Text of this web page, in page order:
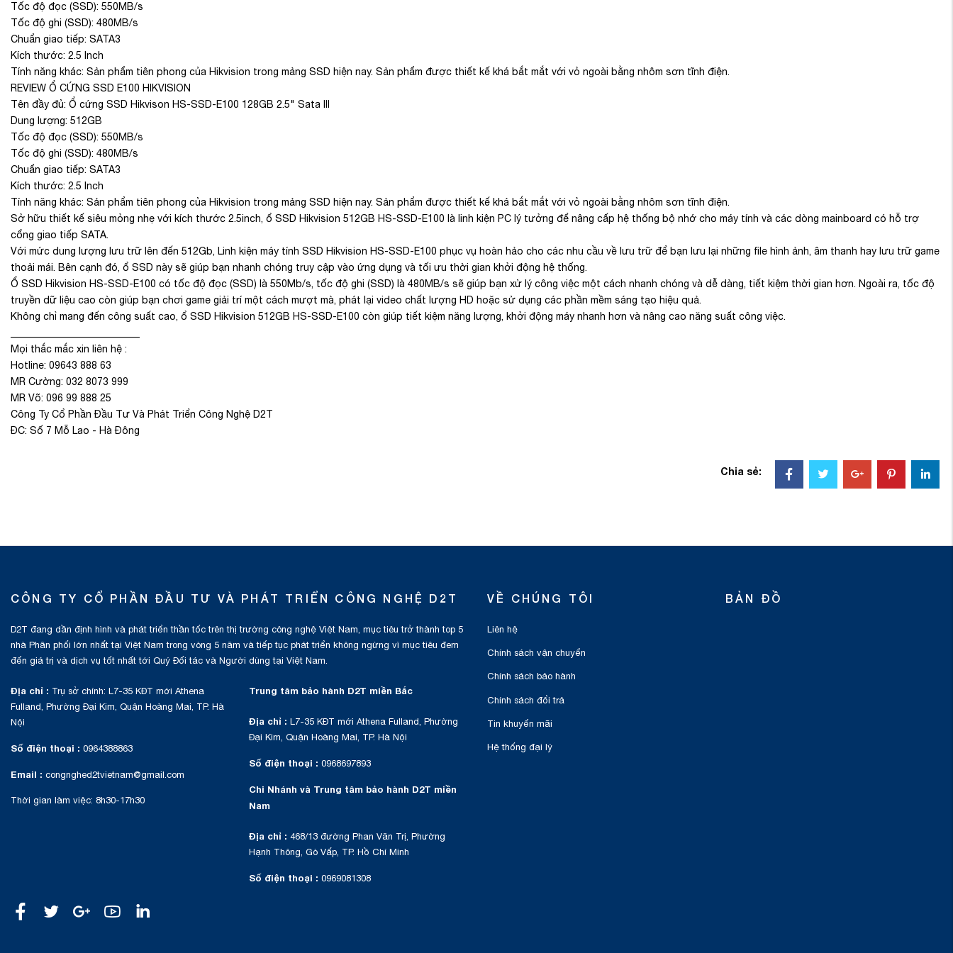
Tốc độ đọc (SSD): 550MB/s
Tốc độ ghi (SSD): 480MB/s
Chuẩn giao tiếp: SATA3
Kích thước: 2.5 Inch
Tính năng khác: Sản phẩm tiên phong của Hikvision trong mảng SSD hiện nay. Sản phẩm được thiết kế khá bắt mắt với vỏ ngoài bằng nhôm sơn tĩnh điện.
REVIEW Ổ CỨNG SSD E100 HIKVISION
Tên đầy đủ: Ổ cứng SSD Hikvison HS-SSD-E100 128GB 2.5" Sata III
Dung lượng: 512GB
Tốc độ đọc (SSD): 550MB/s
Tốc độ ghi (SSD): 480MB/s
Chuẩn giao tiếp: SATA3
Kích thước: 2.5 Inch
Tính năng khác: Sản phẩm tiên phong của Hikvision trong mảng SSD hiện nay. Sản phẩm được thiết kế khá bắt mắt với vỏ ngoài bằng nhôm sơn tĩnh điện.
Sở hữu thiết kế siêu mỏng nhẹ với kích thước 2.5inch, ổ SSD Hikvision 512GB HS-SSD-E100 là linh kiện PC lý tưởng để nâng cấp hệ thống bộ nhớ cho máy tính và các dòng mainboard có hỗ trợ
cổng giao tiếp SATA.
Với mức dung lượng lưu trữ lên đến 512Gb, Linh kiện máy tính SSD Hikvision HS-SSD-E100 phục vụ hoàn hảo cho các nhu cầu về lưu trữ để bạn lưu lại những file hình ảnh, âm thanh hay lưu trữ game
thoải mái. Bên cạnh đó, ổ SSD này sẽ giúp bạn nhanh chóng truy cập vào ứng dụng và tối ưu thời gian khởi động hệ thống.
Ổ SSD Hikvision HS-SSD-E100 có tốc độ đọc (SSD) là 550Mb/s, tốc độ ghi (SSD) là 480MB/s sẽ giúp bạn xử lý công việc một cách nhanh chóng và dễ dàng, tiết kiệm thời gian hơn. Ngoài ra, tốc độ
truyền dữ liệu cao còn giúp bạn chơi game giải trí một cách mượt mà, phát lại video chất lượng HD hoặc sử dụng các phần mềm sáng tạo hiệu quả.
Không chỉ mang đến công suất cao, ổ SSD Hikvision 512GB HS-SSD-E100 còn giúp tiết kiệm năng lượng, khởi động máy nhanh hơn và nâng cao năng suất công việc.
Mọi thắc mắc xin liên hệ :
Hotline: 09643 888 63
MR Cường: 032 8073 999
MR Võ: 096 99 888 25
Công Ty Cổ Phần Đầu Tư Và Phát Triển Công Nghệ D2T
ĐC: Số 7 Mỗ Lao - Hà Đông
Chia sẻ:
CÔNG TY CỔ PHẦN ĐẦU TƯ VÀ PHÁT TRIỂN CÔNG NGHỆ D2T
D2T đang dần định hình và phát triển thần tốc trên thị trường công nghệ Việt Nam, mục tiêu trở thành top 5
nhà Phân phối lớn nhất tại Việt Nam trong vòng 5 năm và tiếp tục phát triển không ngừng vì mục tiêu đem
đến giá trị và dịch vụ tốt nhất tới Quý Đối tác và Người dùng tại Việt Nam.
Địa chỉ : Trụ sở chính: L7-35 KĐT mới Athena
Fulland, Phường Đại Kim, Quận Hoàng Mai, TP. Hà
Nội
Số điện thoại : 0964388863
Email : congnghed2tvietnam@gmail.com
Thời gian làm việc: 8h30-17h30
Trung tâm bảo hành D2T miền Bắc
Địa chỉ : L7-35 KĐT mới Athena Fulland, Phường
Đại Kim, Quận Hoàng Mai, TP. Hà Nội
Số điện thoại : 0968697893
Chi Nhánh và Trung tâm bảo hành D2T miền
Nam
Địa chỉ : 468/13 đường Phan Văn Trị, Phường
Hạnh Thông, Gò Vấp, TP. Hồ Chí Minh
Số điện thoại : 0969081308
VỀ CHÚNG TÔI
Liên hệ
Chính sách vận chuyển
Chính sách bảo hành
Chính sách đổi trả
Tin khuyến mãi
Hệ thống đại lý
BẢN ĐỒ